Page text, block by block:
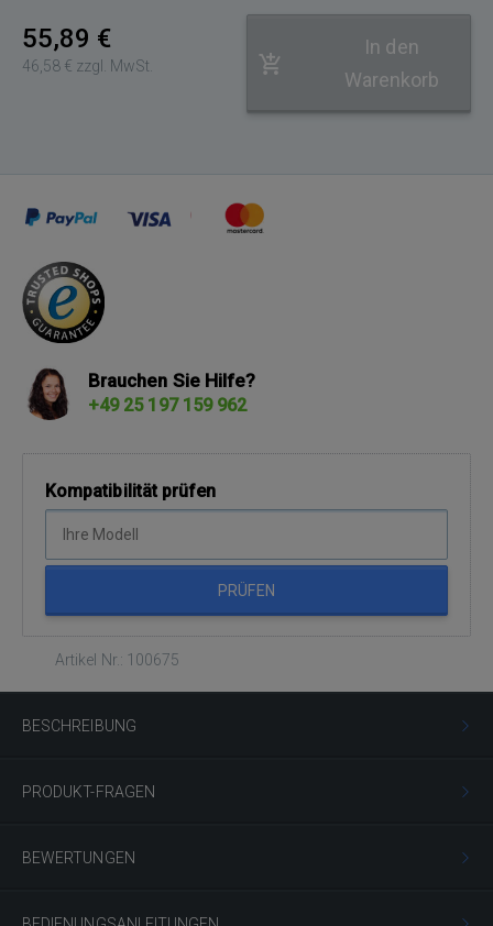
55,89 €
46,58 € zzgl. MwSt.
In den
Warenkorb
Brauchen Sie Hilfe?
+49 25 197 159 962
Kompatibilität prüfen
PRÜFEN
Artikel Nr.: 100675
BESCHREIBUNG
PRODUKT-FRAGEN
BEWERTUNGEN